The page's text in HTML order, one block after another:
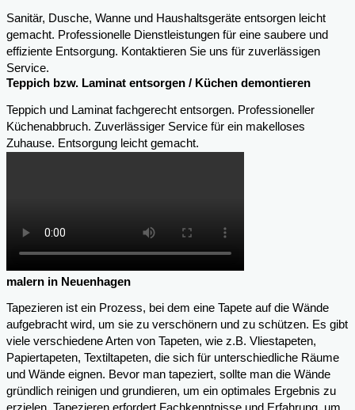
Sanitär, Dusche, Wanne und Haushaltsgeräte entsorgen leicht
gemacht. Professionelle Dienstleistungen für eine saubere und
effiziente Entsorgung. Kontaktieren Sie uns für zuverlässigen
Service.
Teppich bzw. Laminat entsorgen / Küchen demontieren
Teppich und Laminat fachgerecht entsorgen. Professioneller
Küchenabbruch. Zuverlässiger Service für ein makelloses
Zuhause. Entsorgung leicht gemacht.
malern in Neuenhagen
Tapezieren ist ein Prozess, bei dem eine Tapete auf die Wände
aufgebracht wird, um sie zu verschönern und zu schützen. Es gibt
viele verschiedene Arten von Tapeten, wie z.B. Vliestapeten,
Papiertapeten, Textiltapeten, die sich für unterschiedliche Räume
und Wände eignen. Bevor man tapeziert, sollte man die Wände
gründlich reinigen und grundieren, um ein optimales Ergebnis zu